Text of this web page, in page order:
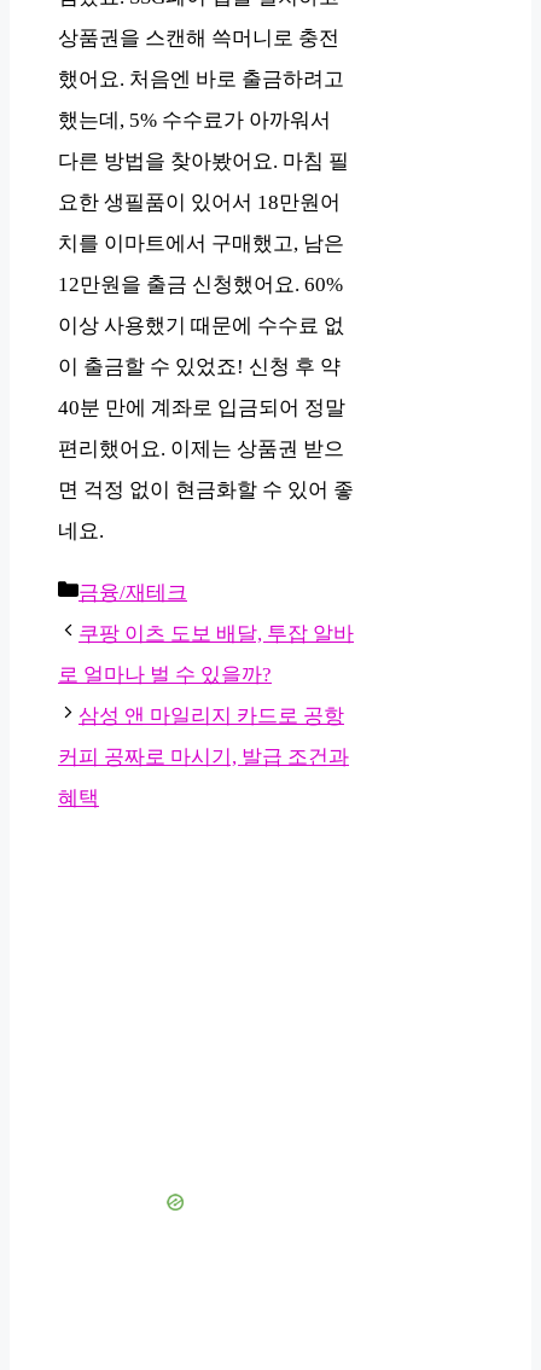
상품권을 스캔해 쓱머니로 충전
했어요. 처음엔 바로 출금하려고
했는데, 5% 수수료가 아까워서
다른 방법을 찾아봤어요. 마침 필
요한 생필품이 있어서 18만원어
치를 이마트에서 구매했고, 남은
12만원을 출금 신청했어요. 60%
이상 사용했기 때문에 수수료 없
이 출금할 수 있었죠! 신청 후 약
40분 만에 계좌로 입금되어 정말
편리했어요. 이제는 상품권 받으
면 걱정 없이 현금화할 수 있어 좋
네요.
카
테
고
리
금융/재테크
쿠팡 이츠 도보 배달, 투잡 알바
로 얼마나 벌 수 있을까?
삼성 앤 마일리지 카드로 공항
커피 공짜로 마시기, 발급 조건과
혜택